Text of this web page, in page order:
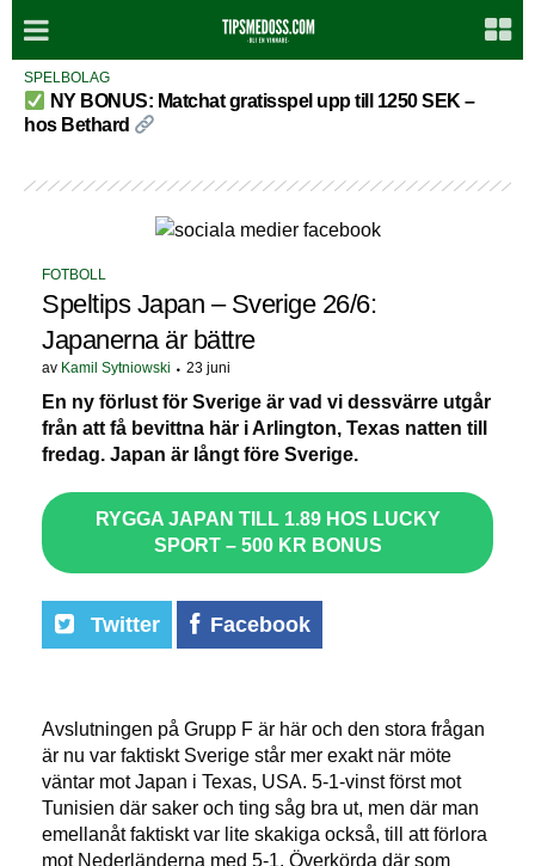
SPELBOLAG
NY BONUS: Matchat gratisspel upp till 1250 SEK –
hos Bethard
FOTBOLL
Speltips Japan – Sverige 26/6:
Japanerna är bättre
av Kamil Sytniowski 23 juni
En ny förlust för Sverige är vad vi dessvärre utgår
från att få bevittna här i Arlington, Texas natten till
fredag. Japan är långt före Sverige.
RYGGA JAPAN TILL 1.89 HOS LUCKY
SPORT – 500 KR BONUS
Twitter Facebook
Avslutningen på Grupp F är här och den stora frågan
är nu var faktiskt Sverige står mer exakt när möte
väntar mot Japan i Texas, USA. 5-1-vinst först mot
Tunisien där saker och ting såg bra ut, men där man
emellanåt faktiskt var lite skakiga också, till att förlora
mot Nederländerna med 5-1. Överkörda där som